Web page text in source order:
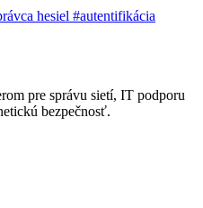
hesiel #autentifikácia
pre správu sietí, IT podporu
bezpečnosť.